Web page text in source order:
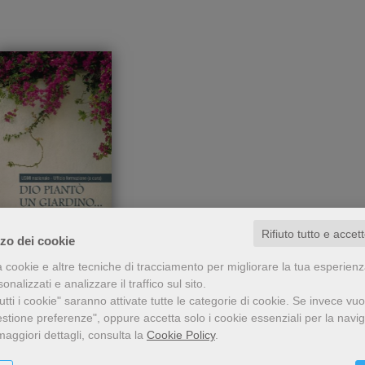
dei cookie
Rifiuto tutto e
cookie e altre tecniche di tracciamento per migliorare la tua
e analizzare il traffico sul sito.
i cookie" saranno attivate tutte le categorie di cookie. Se invece
preferenze", oppure accetta solo i cookie essenziali per la
dettagli, consulta la Cookie Policy.
testo per formatori ed
educatori sul tema del
tra l'essere umano
e l'intera creazione, sul
ruolo che l'uomo svolge
all'interno del mondo in
responsabile del
un giardino…
collocò l'uomo
USMI nazionale -